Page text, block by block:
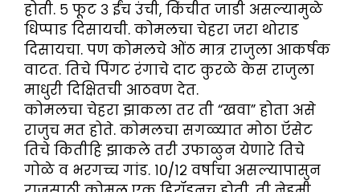
होती. ५ फूट ३ ईंच उंची, किंचीत जाडी असल्यामुळे
धिप्पाड दिसायची. कोमलचा चेहरा जरा थोराड
दिसायचा. पण कोमलचे ओंठ मात्र राजुला आकर्षक
वाटत. तिचे पिंगट रंगाचे दाट कुरळे केस राजुला
माधुरी दिक्षितची आठवण देत.
कोमलचा चेहरा झाकला तर ती “खवा” होता असे
राजुच मत होते. कोमलचा सगळ्यात मोठा ऍसेट
तिचे कितीहि झाकले तरी उफाळुन येणारे तिचे
गोळे व भरगच्च गांड. १०/१२ वर्षाचा असल्यापासुन